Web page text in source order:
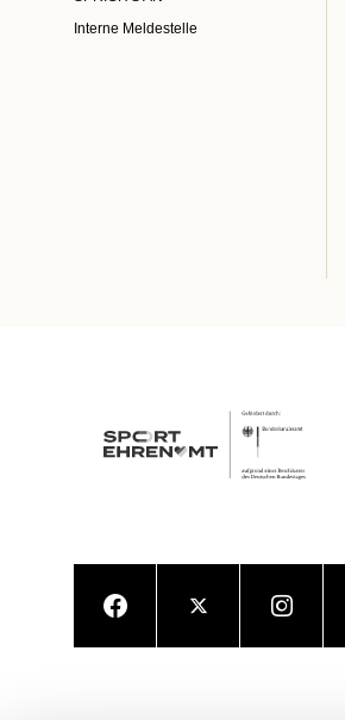
Interne Meldestelle
Facebook Twitter Instagram